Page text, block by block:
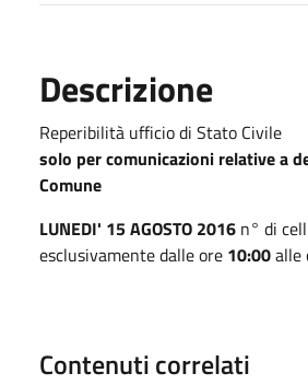
Descrizione
Reperibilità ufficio di Stato Civile
solo per comunicazioni relative a
Comune
LUNEDI' 15 AGOSTO 2016 n° di
esclusivamente dalle ore 10:00alle
Contenuti correlati